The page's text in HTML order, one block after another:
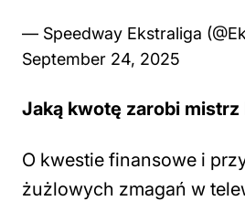
— Speedway Ekstraliga
September 24, 2025
Jaką kwotę zarobi mistrz
O kwestie finansowe i
żużlowych zmagań w